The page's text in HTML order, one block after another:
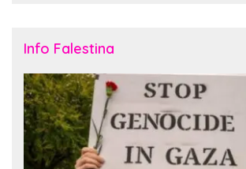
Info Falestina